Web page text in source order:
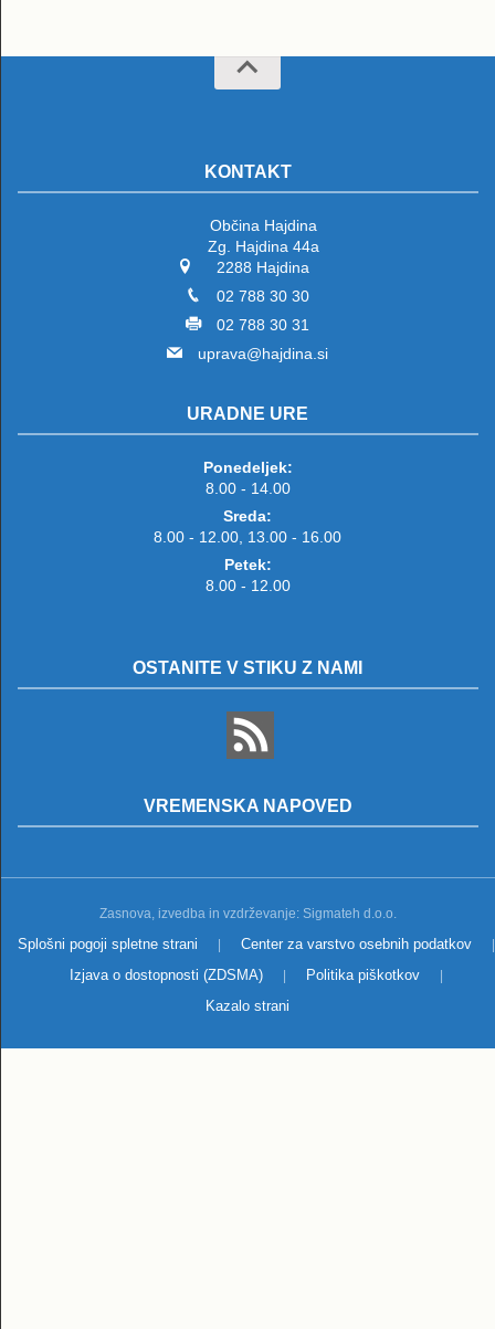
KONTAKT
Občina Hajdina
Zg. Hajdina 44a
2288 Hajdina
02 788 30 30
02 788 30 31
uprava@hajdina.si
URADNE URE
Ponedeljek:
8.00 - 14.00
Sreda:
8.00 - 12.00, 13.00 - 16.00
Petek:
8.00 - 12.00
OSTANITE V STIKU Z NAMI
VREMENSKA NAPOVED
Zasnova, izvedba in vzdrževanje: Sigmateh d.o.o.
Splošni pogoji spletne strani | Center za varstvo osebnih podatkov |
Izjava o dostopnosti (ZDSMA) | Politika piškotkov |
Kazalo strani